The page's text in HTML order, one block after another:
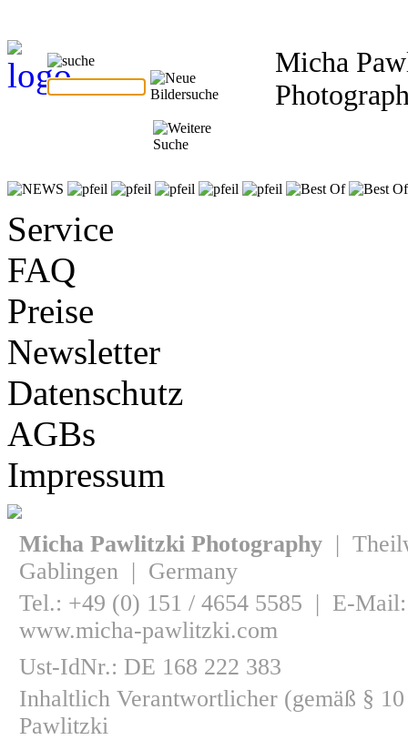
Micha
Service
FAQ
Preise
Newsletter
Datenschutz
AGBs
Impressum
Micha Pawlitzki Photography |
Gablingen | Germany
Tel.: +49 (0) 151 / 4654 5585 | E-
www.micha-pawlitzki.com
Ust-IdNr.: DE 168 222 383
Inhaltlich Verantwortlicher (gemäß §
Pawlitzki